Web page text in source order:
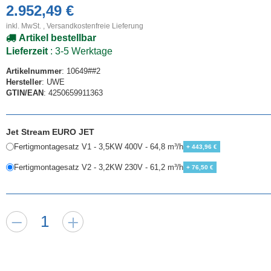
2.952,49 €
inkl. MwSt. , Versandkostenfreie Lieferung
Artikel bestellbar
Lieferzeit : 3-5 Werktage
Artikelnummer: 10649##2
Hersteller: UWE
GTIN/EAN : 4250659911363
Jet Stream EURO JET
Fertigmontagesatz V1 - 3,5KW 400V - 64,8 m³/h + 443,96 €
Fertigmontagesatz V2 - 3,2KW 230V - 61,2 m³/h + 76,50 €